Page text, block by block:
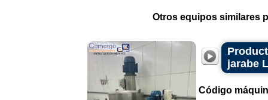
Otros equipos similares
jarabe
Código